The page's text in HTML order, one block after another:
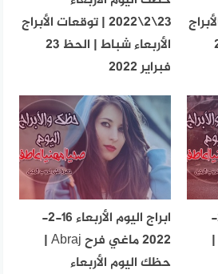
الأبراج
28
23\2\2022 | توقعات الأبراج
الأربعاء شباط | الحظ 23
فبراير 2022
ابراج اليوم السبت 19-2-
2022 ماغي فرح Abraj |
ابراج اليوم الأربعاء 16-2-
2022 ماغي فرح Abraj |
حظك اليوم الأربعاء